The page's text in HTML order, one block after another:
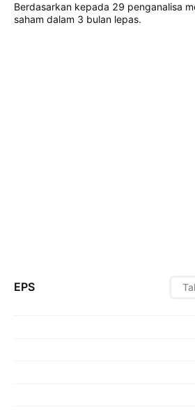
Berdasarkan kepada 29 penganalisa
saham dalam 3 bulan lepas.
EPS